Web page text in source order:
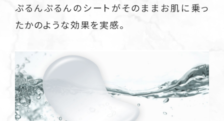
ぷるんぷるんのシートがそのままお肌に乗っ
たかのような効果を実感。